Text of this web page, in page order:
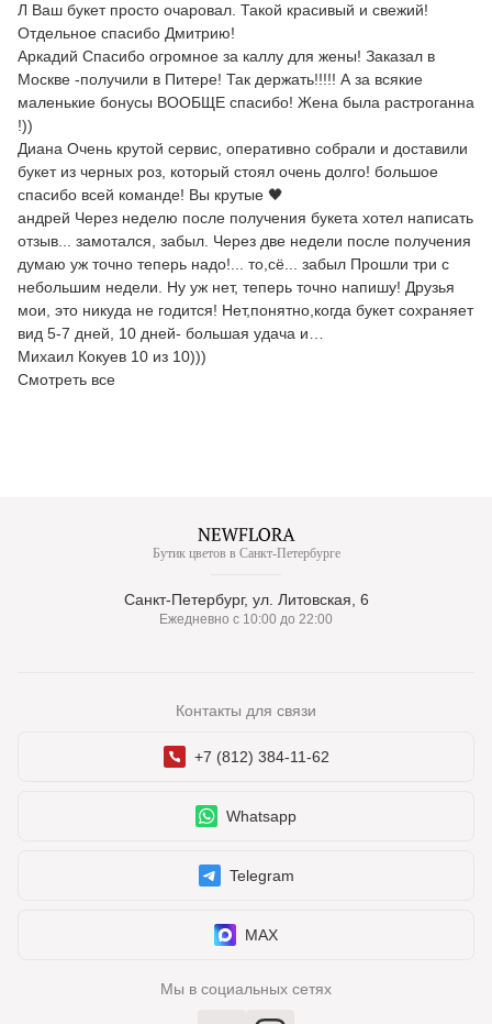
Л Ваш букет просто очаровал. Такой красивый и свежий!
Отдельное спасибо Дмитрию!
Аркадий Спасибо огромное за каллу для жены! Заказал в
Москве -получили в Питере! Так держать!!!!! А за всякие
маленькие бонусы ВООБЩЕ спасибо! Жена была растроганна
!))
Диана Очень крутой сервис, оперативно собрали и доставили
букет из черных роз, который стоял очень долго! большое
спасибо всей команде! Вы крутые 🖤
андрей Через неделю после получения букета хотел написать
отзыв... замотался, забыл. Через две недели после получения
думаю уж точно теперь надо!... то,сё... забыл Прошли три с
небольшим недели. Ну уж нет, теперь точно напишу! Друзья
мои, это никуда не годится! Нет,понятно,когда букет сохраняет
вид 5-7 дней, 10 дней- большая удача и…
Михаил Кокуев 10 из 10)))
Смотреть все
Бутик цветов в Санкт-Петербурге
Санкт-Петербург, ул. Литовская, 6
Ежедневно с 10:00 до 22:00
Контакты для связи
+7 (812) 384-11-62
Whatsapp
Telegram
MAX
Мы в социальных сетях